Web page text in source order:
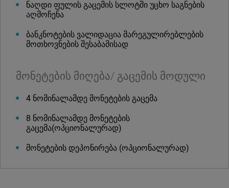
ნაღდი ფულის გაცემის სლოტში უცხო საგნების
აღმოჩენა
ბანკნოტების ვალიდაცია მარეგულირებლების
მოთხოვნების შესაბამისად
მონეტების მიღება/ გაცემის მოდული
4 ნომინალამდე მონეტების გაცემა
8 ნომინალამდე მონეტების
გაცემა(ოპციონალურად)
მონეტების დეპონირება (ოპციონალურად)